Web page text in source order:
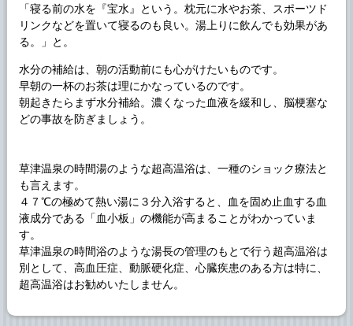
「寝る前の水を『宝水』という。枕元に水やお茶、スポーツド
リンクなどを置いて寝るのも良い。湯上りに飲んでも効果があ
る。」と。
水分の補給は、朝の活動前にも心がけたいものです。
早朝の一杯のお茶は理にかなっているのです。
朝起きたらまず水分補給。濃くなった血液を緩和し、脳梗塞な
どの事故を防ぎましょう。
草津温泉の時間湯のような超高温浴は、一種のショック療法と
も言えます。
４７℃の極めて熱い湯に３分入浴すると、血を固め止血する血
液成分である「血小板」の機能が高まることがわかっていま
す。
草津温泉の時間浴のような湯長の管理のもとで行う超高温浴は
別として、高血圧症、動脈硬化症、心臓疾患のある方は特に、
超高温浴はお勧めいたしません。